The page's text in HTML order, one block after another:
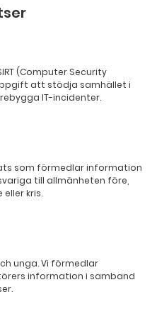
(Computer Security
att stödja samhället i
IT-incidenter.
som förmedlar information
till allmänheten före,
kris.
unga. Vi förmedlar
information i samband